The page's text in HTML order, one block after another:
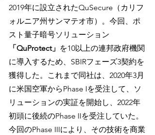
2019年に設立されたQuSecure（カリフ
ォルニア州サンマテオ市）。今回、ポ
スト量子暗号ソリューション
「QuProtect」 を10以上の連邦政府機関
に導入するため、SBIRフェーズ3契約を
獲得した。これまで同社は、2020年3月
に米国空軍からPhase Iを受注して、ソ
リューションの実証を開始し、2022年
初頭に後続のPhase IIを受注していた。
今回のPhase IIIにより、その技術を商業